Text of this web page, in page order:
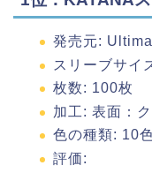
発売元:
スリーブサイ
枚数: 100枚
加工: 表面：
色の種類: 10
評価: